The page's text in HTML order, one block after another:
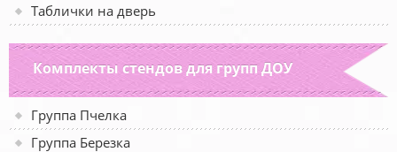
Таблички на дверь
Комплекты стендов для групп ДОУ
Группа Пчелка
Группа Березка